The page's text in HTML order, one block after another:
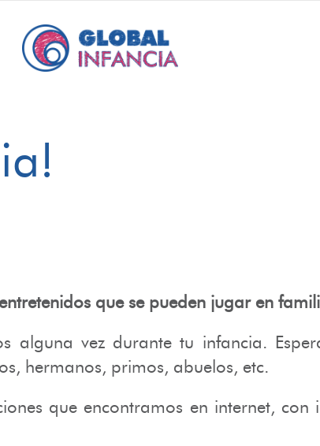
que se pueden jugar en
alguna vez durante tu infancia.
hermanos, primos, abuelos, etc.
que encontramos en internet,